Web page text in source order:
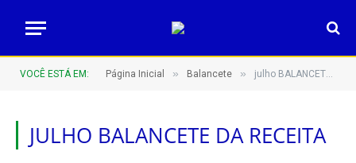
VOCÊ ESTÁ EM: Página Inicial » Balancete » julho BALANCETE DA RECEITA
JULHO BALANCETE DA RECEITA